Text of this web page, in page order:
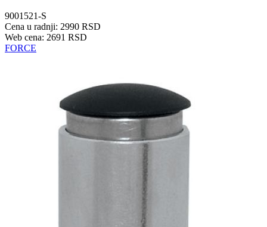
9001521-S
Cena u radnji: 2990 RSD
Web cena: 2691 RSD
FORCE